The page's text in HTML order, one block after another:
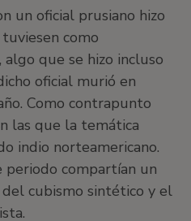
un oficial prusiano hizo
como
que se hizo incluso
oficial murió en
Como contrapunto
las que la temática
indio norteamericano.
periodo compartían un
cubismo sintético y el